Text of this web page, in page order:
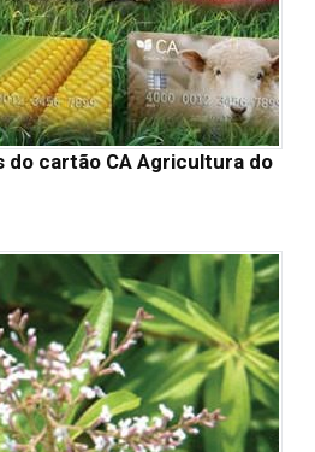
do cartão CA Agricultura do